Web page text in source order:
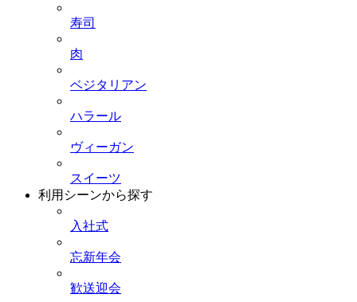
寿司
肉
ベジタリアン
ハラール
ヴィーガン
スイーツ
利用シーンから探す
入社式
忘新年会
歓送迎会